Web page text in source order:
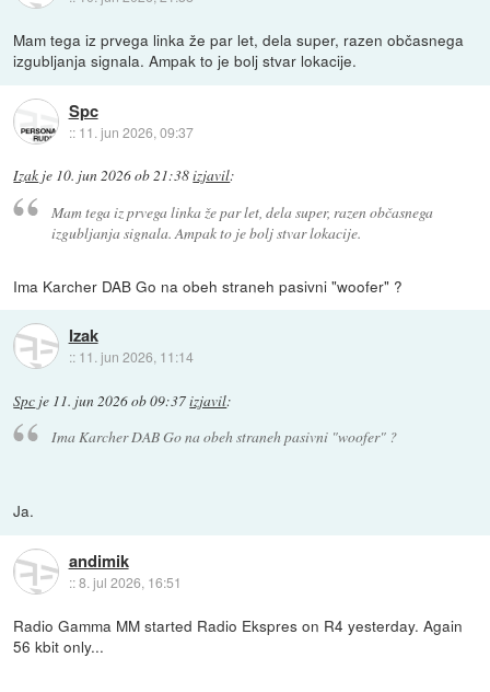
Mam tega iz prvega linka že par let, dela super, razen občasnega
izgubljanja signala. Ampak to je bolj stvar lokacije.
Spc
:: 11. jun 2026, 09:37
Izak je 10. jun 2026 ob 21:38izjavil:
Mam tega iz prvega linka že par let, dela super, razen občasnega
izgubljanja signala. Ampak to je bolj stvar lokacije.
Ima Karcher DAB Go na obeh straneh pasivni "woofer" ?
Izak
:: 11. jun 2026, 11:14
Spc je 11. jun 2026 ob 09:37izjavil:
Ima Karcher DAB Go na obeh straneh pasivni "woofer" ?
Ja.
andimik
::8. jul 2026, 16:51
Radio Gamma MM started Radio Ekspres on R4 yesterday. Again
56 kbit only...